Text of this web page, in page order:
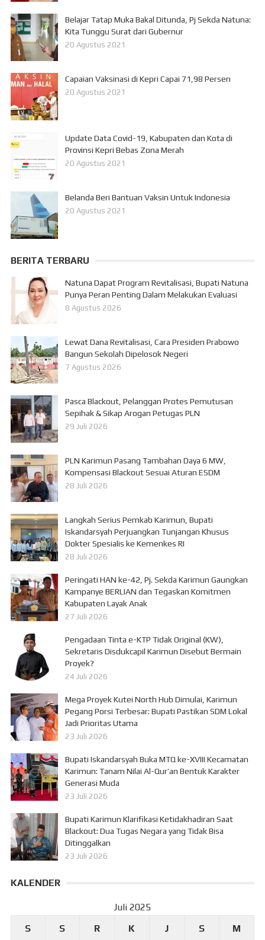
Belajar Tatap Muka Bakal Ditunda, Pj Sekda Natuna:
Kita Tunggu Surat dari Gubernur
20 Agustus 2021
Capaian Vaksinasi di Kepri Capai 71,98 Persen
20 Agustus 2021
Update Data Covid-19, Kabupaten dan Kota di
Provinsi Kepri Bebas Zona Merah
20 Agustus 2021
Belanda Beri Bantuan Vaksin Untuk Indonesia
20 Agustus 2021
BERITA TERBARU
Natuna Dapat Program Revitalisasi, Bupati Natuna
Punya Peran Penting Dalam Melakukan Evaluasi
8 Agustus 2026
Lewat Dana Revitalisasi, Cara Presiden Prabowo
Bangun Sekolah Dipelosok Negeri
7 Agustus 2026
Pasca Blackout, Pelanggan Protes Pemutusan
Sepihak & Sikap Arogan Petugas PLN
29 Juli 2026
PLN Karimun Pasang Tambahan Daya 6 MW,
Kompensasi Blackout Sesuai Aturan ESDM
28 Juli 2026
Langkah Serius Pemkab Karimun, Bupati
Iskandarsyah Perjuangkan Tunjangan Khusus
Dokter Spesialis ke Kemenkes RI
28 Juli 2026
Peringati HAN ke-42, Pj. Sekda Karimun Gaungkan
Kampanye BERLIAN dan Tegaskan Komitmen
Kabupaten Layak Anak
27 Juli 2026
Pengadaan Tinta e-KTP Tidak Original (KW),
Sekretaris Disdukcapil Karimun Disebut Bermain
Proyek?
24 Juli 2026
Mega Proyek Kutei North Hub Dimulai, Karimun
Pegang Porsi Terbesar: Bupati Pastikan SDM Lokal
Jadi Prioritas Utama
23 Juli 2026
Bupati Iskandarsyah Buka MTQ ke-XVIII Kecamatan
Karimun: Tanam Nilai Al-Qur’an Bentuk Karakter
Generasi Muda
23 Juli 2026
Bupati Karimun Klarifikasi Ketidakhadiran Saat
Blackout: Dua Tugas Negara yang Tidak Bisa
Ditinggalkan
23 Juli 2026
KALENDER
Juli 2025
S
S R K J S M